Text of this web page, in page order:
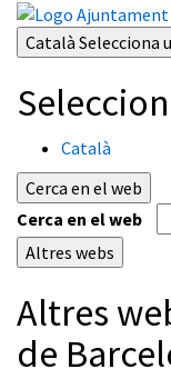
Català Selecciona
Català
Cerca en el web
Cerca en el web
Altres webs
Altres
de